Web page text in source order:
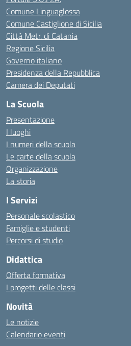
Comune Linguaglossa
Comune Castiglione di Sicilia
Città Metr. di Catania
Regione Sicilia
Governo italiano
Presidenza della Repubblica
Camera dei Deputati
La Scuola
Presentazione
I luoghi
I numeri della scuola
Le carte della scuola
Organizzazione
La storia
I Servizi
Personale scolastico
Famiglie e studenti
Percorsi di studio
Didattica
Offerta formativa
I progetti delle classi
Novità
Le notizie
Calendario eventi